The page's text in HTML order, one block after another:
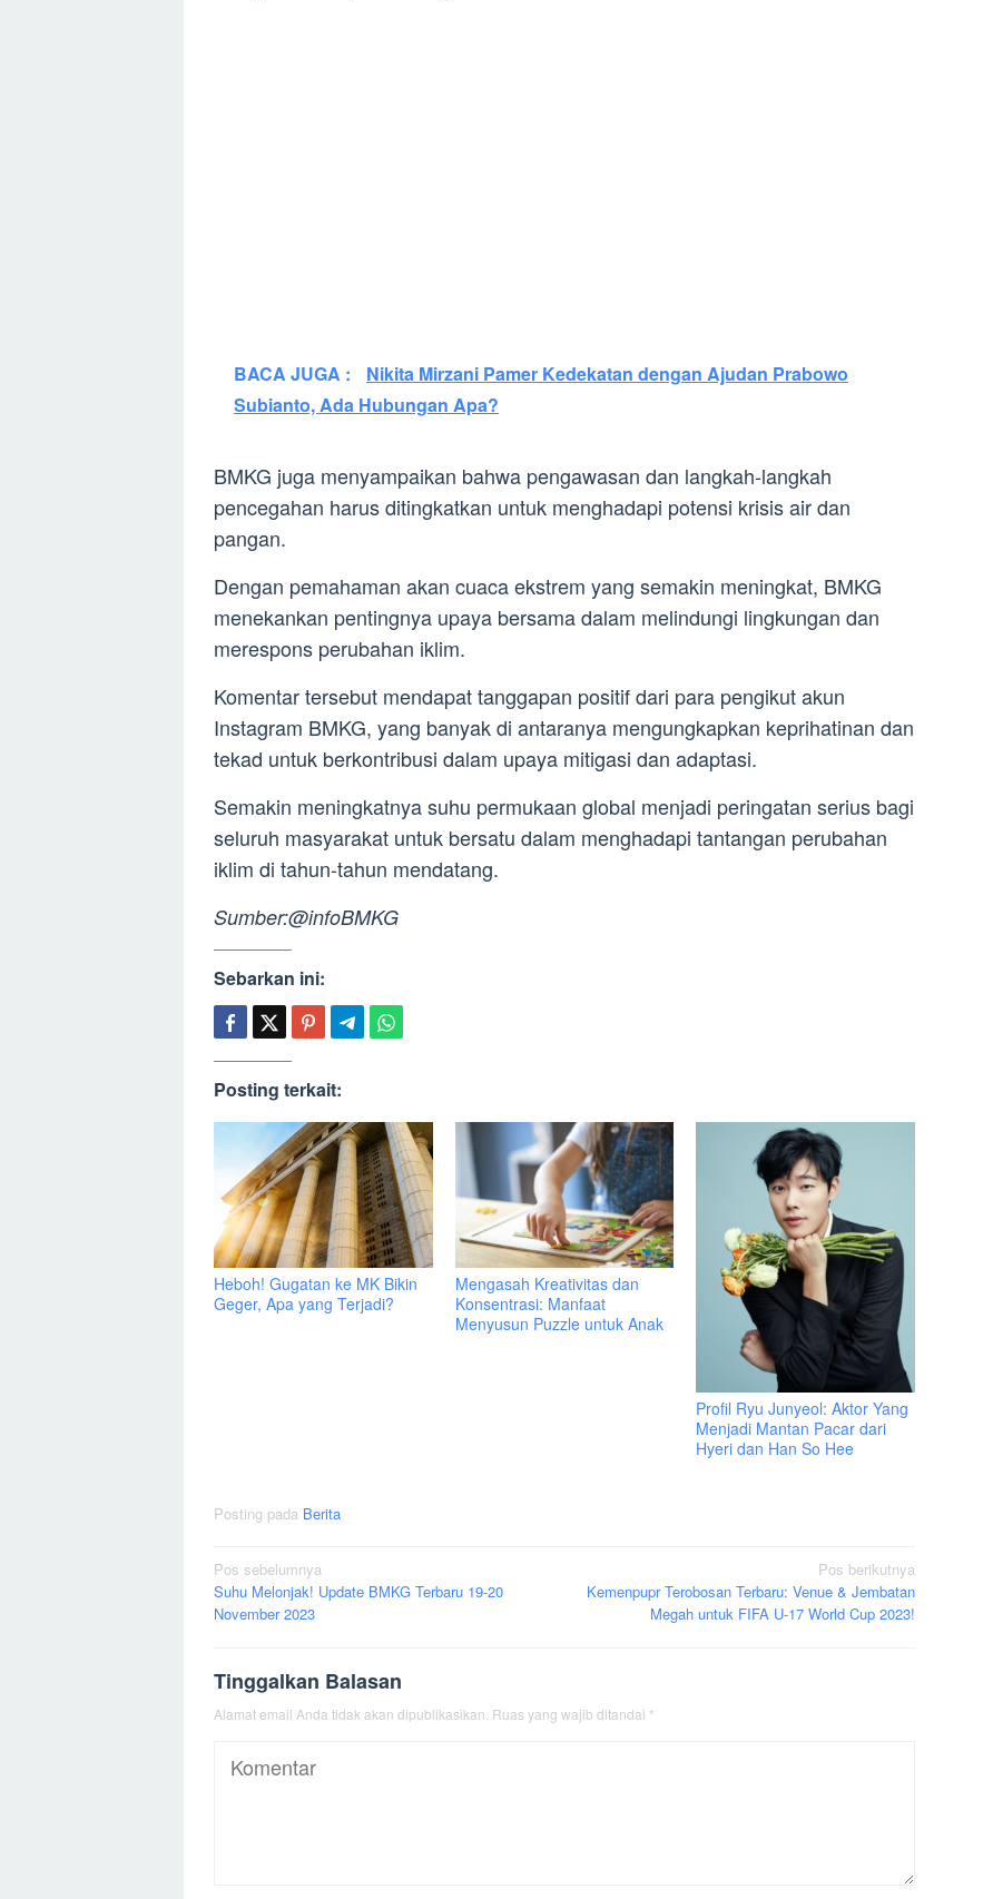
BACA JUGA :
Nikita Mirzani Pamer Kedekatan dengan Ajudan Prabowo
Subianto, Ada Hubungan Apa?
BMKG juga menyampaikan bahwa pengawasan dan langkah-langkah
pencegahan harus ditingkatkan untuk menghadapi potensi krisis air dan
pangan.
Dengan pemahaman akan cuaca ekstrem yang semakin meningkat, BMKG
menekankan pentingnya upaya bersama dalam melindungi lingkungan dan
merespons perubahan iklim.
Komentar tersebut mendapat tanggapan positif dari para pengikut akun
Instagram BMKG, yang banyak di antaranya mengungkapkan keprihatinan dan
tekad untuk berkontribusi dalam upaya mitigasi dan adaptasi.
Semakin meningkatnya suhu permukaan global menjadi peringatan serius bagi
seluruh masyarakat untuk bersatu dalam menghadapi tantangan perubahan
iklim di tahun-tahun mendatang.
Sumber:@infoBMKG
Sebarkan ini:
Posting terkait:
Heboh! Gugatan ke MK Bikin
Geger, Apa yang Terjadi?
Mengasah Kreativitas dan
Konsentrasi: Manfaat
Menyusun Puzzle untuk Anak
Profil Ryu Junyeol: Aktor Yang
Menjadi Mantan Pacar dari
Hyeri dan Han So Hee
Posting pada Berita
Navigasi
pos
Pos sebelumnya
Suhu Melonjak! Update BMKG Terbaru 19-20
November 2023
Pos berikutnya
Kemenpupr Terobosan Terbaru: Venue & Jembatan
Megah untuk FIFA U-17 World Cup 2023!
Tinggalkan Balasan
Alamat email Anda tidak akan dipublikasikan. Ruas yang wajib ditandai *